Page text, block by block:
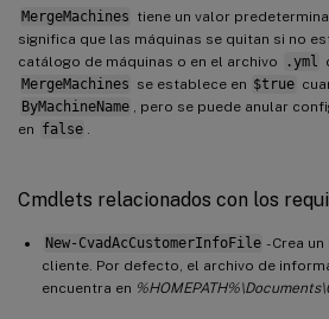
MergeMachines tiene un valor
significa que las máquinas se quitan si no
catálogo de máquinas o en el archivo
.yml
MergeMachines se establece en $true
ByMachineName
, pero se puede anular
en false
Cmdlets relacionados con los
New-CvadAcCustomerInfoFile - Crea
cliente. Por defecto, el archivo de
encuentra en